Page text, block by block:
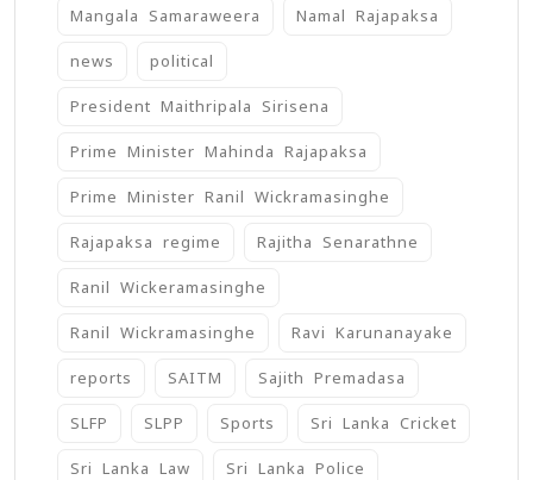
Mangala Samaraweera Namal Rajapaksa
news political
President Maithripala Sirisena
Prime Minister Mahinda Rajapaksa
Prime Minister Ranil Wickramasinghe
Rajapaksa regime Rajitha Senarathne
Ranil Wickeramasinghe
Ranil Wickramasinghe Ravi Karunanayake
reports SAITM Sajith Premadasa
SLFP SLPP Sports Sri Lanka Cricket
Sri Lanka Law Sri Lanka Police